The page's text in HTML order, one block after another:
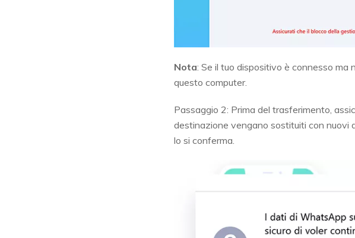
Nota: Se il tuo dispositivo è connesso ma
questo computer.
Passaggio 2: Prima del trasferimento,
destinazione vengano sostituiti con nuovi
lo si conferma.